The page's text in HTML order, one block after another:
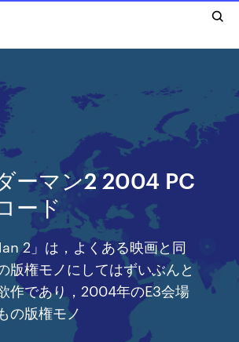
ーマン2 2004 PC
ード
2」は，よくある映画と同
版権モノにしてはずいぶんと
作であり，2004年のE3会場
の版権モノ